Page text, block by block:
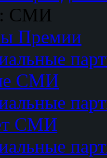
СМИ
Премии
СМИ
СМИ